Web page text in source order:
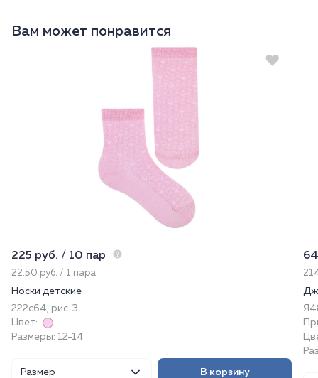
Вам может понравится
225 руб. / 10 пар
22.50 руб. / 1 пара
Носки детские
222с64, рис. 3
Цвет:
Размеры: 12-14
Размер В корзину